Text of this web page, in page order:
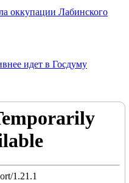
оккупации Лабинского
идет в Госдуму